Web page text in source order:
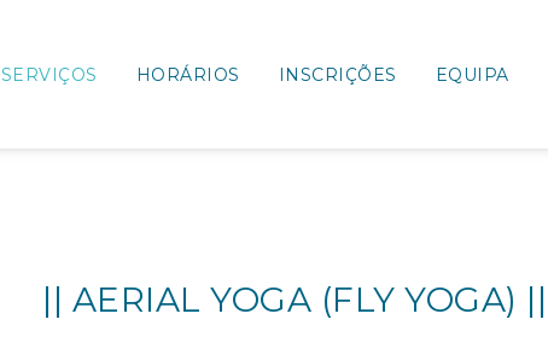
SERVIÇOS HORÁRIOS INSCRIÇÕES EQUIPA
|| AERIAL YOGA (FLY YOGA) ||